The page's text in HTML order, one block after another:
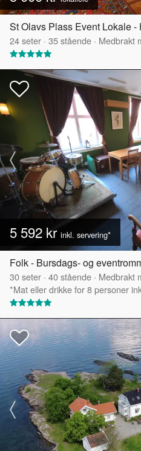
St Olavs Plass Event Lokale -
24seter · 35stående · Medbrakt
5 592 kr inkl. servering*
Folk - Bursdags- og
30seter · 40stående · Medbrakt
*Mat eller drikke for 8 personer